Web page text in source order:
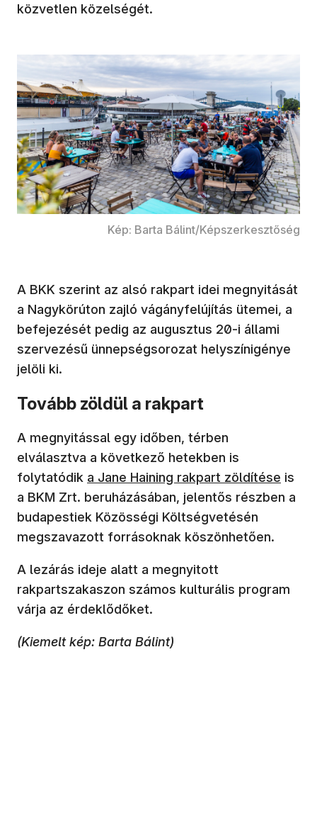
közvetlen közelségét.
Kép: Barta Bálint/Képszerkesztőség
A BKK szerint az alsó rakpart idei megnyitását
a Nagykörúton zajló vágányfelújítás ütemei, a
befejezését pedig az augusztus 20-i állami
szervezésű ünnepségsorozat helyszínigénye
jelöli ki.
Tovább zöldül a rakpart
A megnyitással egy időben, térben
elválasztva a következő hetekben is
folytatódik (új ablakban nyílik meg)
a Jane Haining rakpart zöldítése is
a BKM Zrt. beruházásában, jelentős részben a
budapestiek Közösségi Költségvetésén
megszavazott forrásoknak köszönhetően.
A lezárás ideje alatt a megnyitott
rakpartszakaszon számos kulturális program
várja az érdeklődőket.
(Kiemelt kép: Barta Bálint)